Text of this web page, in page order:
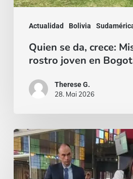
Actualidad Bolivia
joven
Quien se da, crece:
rostro joven en
Therese G.
28. Mai 2026
¡El
miedo
siempre